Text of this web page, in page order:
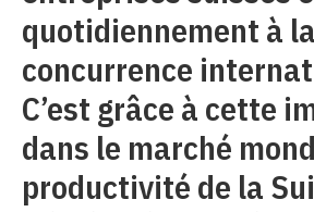
quotidiennement à la
concurrence
C’est grâce à cette
dans le marché
productivité de la